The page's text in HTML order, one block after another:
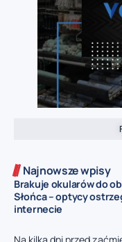
Najnowsze wpisy
Brakuje okularów do
Słońca – optycy
internecie